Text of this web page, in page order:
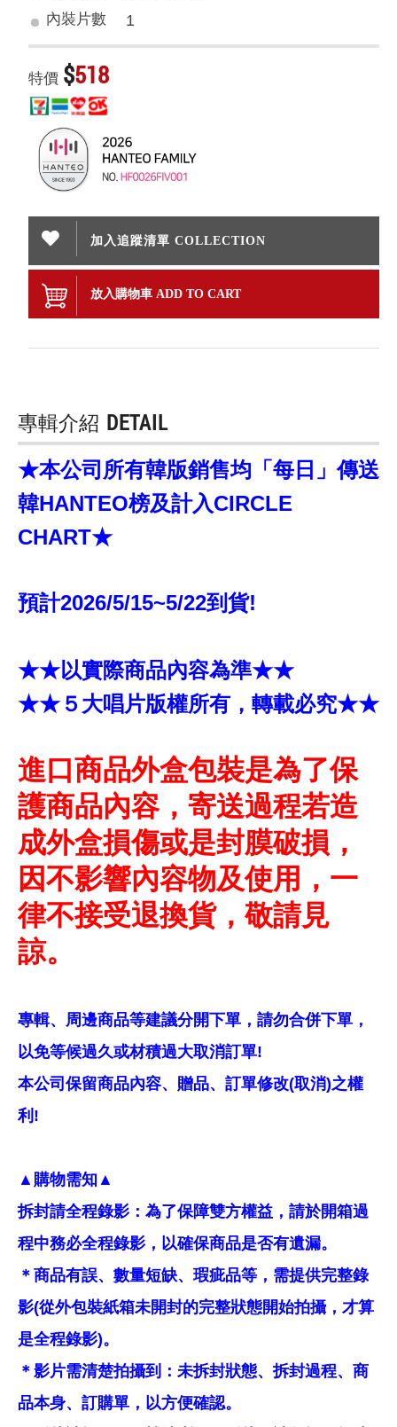
內裝片數 1
特價 $518
加入追蹤清單 COLLECTION
放入購物車 ADD TO CART
專輯介紹 DETAIL
★本公司所有韓版銷售均「每日」傳送
韓HANTEO榜及計入CIRCLE
CHART★
預計2026/5/15~5/22到貨!
★★以實際商品內容為準★★
★★５大唱片版權所有，轉載必究★★
進口商品外盒包裝是為了保
護商品內容，寄送過程若造
成外盒損傷或是封膜破損，
因不影響內容物及使用，一
律不接受退換貨，敬請見
諒。
專輯、周邊商品等建議分開下單，請勿合併下單，
以免等候過久或材積過大取消訂單!
本公司保留商品內容、贈品、訂單修改(取消)之權
利!
▲購物需知▲
拆封請全程錄影：為了保障雙方權益，請於開箱過
程中務必全程錄影，以確保商品是否有遺漏。
＊商品有誤、數量短缺、瑕疵品等，需提供完整錄
影(從外包裝紙箱未開封的完整狀態開始拍攝，才算
是全程錄影)。
＊影片需清楚拍攝到：未拆封狀態、拆封過程、商
品本身、訂購單，以方便確認。